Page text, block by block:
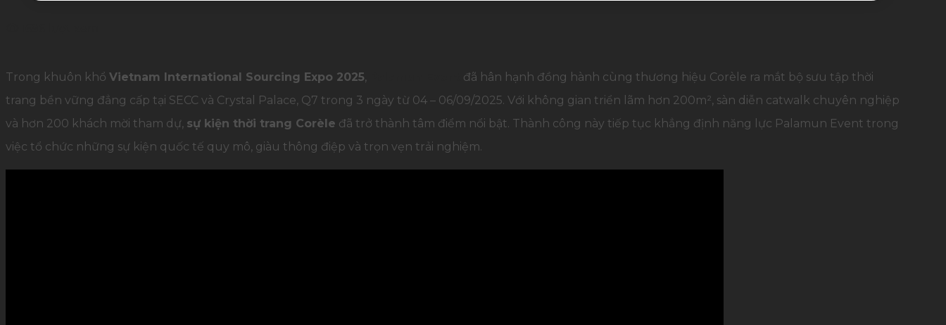
Trong khuôn khổ Vietnam International Sourcing Expo 2025,
đã hân hạnh đồng hành cùng thương hiệu Corèle ra mắt bộ sưu tập thời
trang bền vững đẳng cấp tại SECC và Crystal Palace, Q7 trong 3 ngày từ 04 – 06/09/2025. Với không gian triển lãm hơn 200m², sàn diễn catwalk chuyên nghiệp
và hơn 200 khách mời tham dự, sự kiện thời trang Corèle đã trở thành tâm điểm nổi bật. Thành công này tiếp tục khẳng định năng lực Palamun Event trong
việc tổ chức những sự kiện quốc tế quy mô, giàu thông điệp và trọn vẹn trải nghiệm.